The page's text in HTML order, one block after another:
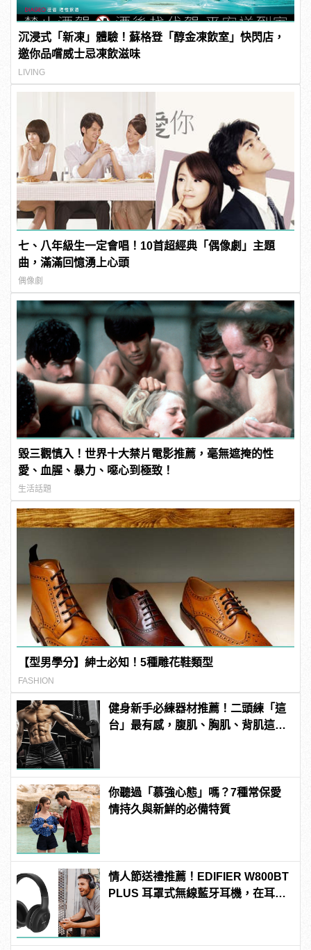
沉浸式「新凍」體驗！蘇格登「醇金凍飲室」快閃店，
邀你品嚐威士忌凍飲滋味
LIVING
七、八年級生一定會唱！10首超經典「偶像劇」主題
曲，滿滿回憶湧上心頭
偶像劇
毀三觀慎入！世界十大禁片電影推薦，毫無遮掩的性
愛、血腥、暴力、噁心到極致！
生活話題
【型男學分】紳士必知！5種雕花鞋類型
FASHION
健身新手必練器材推薦！二頭練「這
台」最有感，腹肌、胸肌、背肌這樣
你聽過「慕強心態」嗎？7種常保愛
情持久與新鮮的必備特質
情人節送禮推薦！EDIFIER W800BT
PLUS 耳罩式無線藍牙耳機，在耳邊